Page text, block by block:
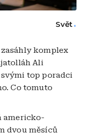
Svět
komplex
Ali
svými top poradci
Co tomuto
americko-
dvou měsíců